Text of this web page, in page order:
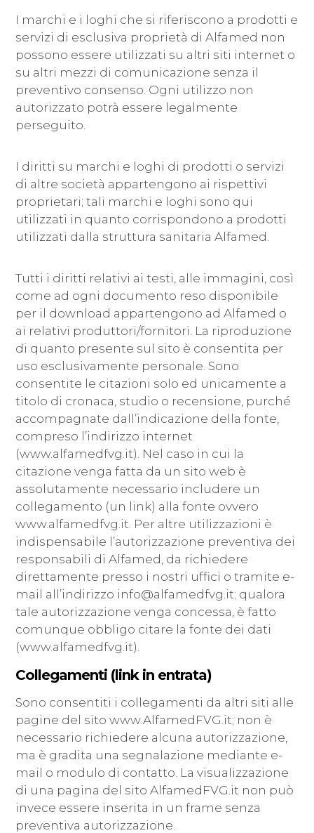
I marchi e i loghi che si riferiscono a prodotti e
servizi di esclusiva proprietà di Alfamed non
possono essere utilizzati su altri siti internet o
su altri mezzi di comunicazione senza il
preventivo consenso. Ogni utilizzo non
autorizzato potrà essere legalmente
perseguito.
I diritti su marchi e loghi di prodotti o servizi
di altre società appartengono ai rispettivi
proprietari; tali marchi e loghi sono qui
utilizzati in quanto corrispondono a prodotti
utilizzati dalla struttura sanitaria Alfamed.
Tutti i diritti relativi ai testi, alle immagini, così
come ad ogni documento reso disponibile
per il download appartengono ad Alfamed o
ai relativi produttori/fornitori. La riproduzione
di quanto presente sul sito è consentita per
uso esclusivamente personale. Sono
consentite le citazioni solo ed unicamente a
titolo di cronaca, studio o recensione, purché
accompagnate dall’indicazione della fonte,
compreso l’indirizzo internet
(www.alfamedfvg.it). Nel caso in cui la
citazione venga fatta da un sito web è
assolutamente necessario includere un
collegamento (un link) alla fonte ovvero
www.alfamedfvg.it. Per altre utilizzazioni è
indispensabile l’autorizzazione preventiva dei
responsabili di Alfamed, da richiedere
direttamente presso i nostri uffici o tramite e-
mail all’indirizzo info@alfamedfvg.it; qualora
tale autorizzazione venga concessa, è fatto
comunque obbligo citare la fonte dei dati
(www.alfamedfvg.it).
Collegamenti (link in entrata)
Sono consentiti i collegamenti da altri siti alle
pagine del sito www.AlfamedFVG.it; non è
necessario richiedere alcuna autorizzazione,
ma è gradita una segnalazione mediante e-
mail o modulo di contatto. La visualizzazione
di una pagina del sito AlfamedFVG.it non può
invece essere inserita in un frame senza
preventiva autorizzazione.